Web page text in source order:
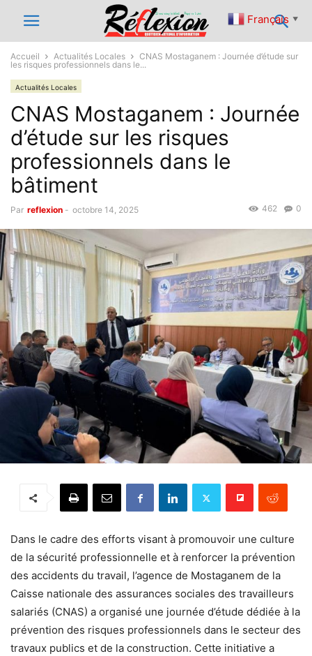
Accueil Actualités Locales
CNAS Mostaganem : Journée d’étude sur
les risques professionnels dans le...
Actualités Locales
CNAS Mostaganem : Journée
d’étude sur les risques
professionnels dans le
bâtiment
Par reflexion - octobre 14, 2025 0
462
Dans le cadre des efforts visant à promouvoir une culture
de la sécurité professionnelle et à renforcer la prévention
des accidents du travail, l’agence de Mostaganem de la
Caisse nationale des assurances sociales des travailleurs
salariés (CNAS) a organisé une journée d’étude dédiée à la
prévention des risques professionnels dans le secteur des
travaux publics et de la construction. Cette initiative a
Français ▼